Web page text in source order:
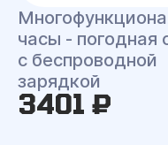
часы - погодная
с беспроводной
зарядкой
3401 ₽